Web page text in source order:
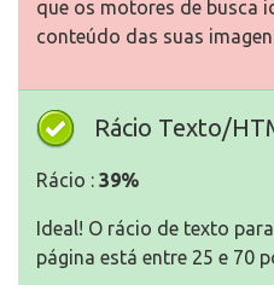
que os motores de busca
conteúdo das suas
Rácio Texto/
Rácio : 39%
Ideal! O rácio de texto
página está entre 25 e 70